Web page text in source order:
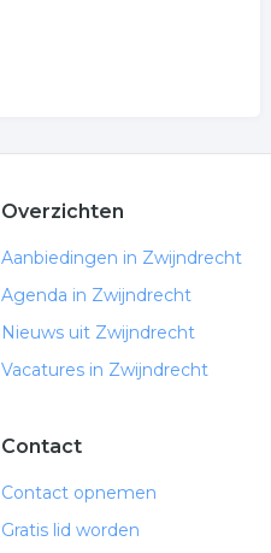
Overzichten
Aanbiedingen in Zwijndrecht
Agenda in Zwijndrecht
Nieuws uit Zwijndrecht
Vacatures in Zwijndrecht
Contact
Contact opnemen
Gratis lid worden